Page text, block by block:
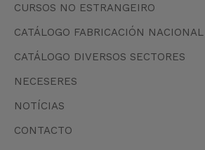
CURSOS NO ESTRANGEIRO
CATÁLOGO FABRICACIÓN NACIONAL
CATÁLOGO DIVERSOS SECTORES
NECESERES
NOTÍCIAS
CONTACTO